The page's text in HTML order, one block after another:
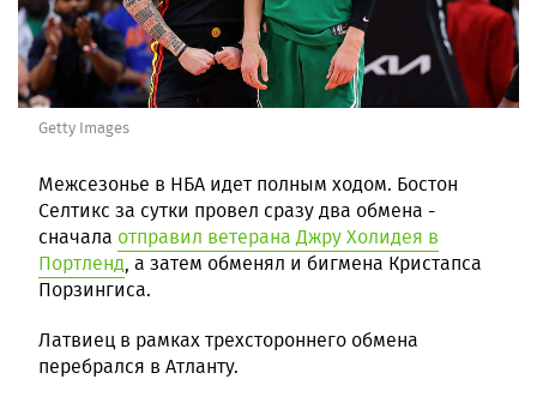
Getty Images
Межсезонье в НБА идет полным ходом. Бостон
Селтикс за сутки провел сразу два обмена -
сначала отправил ветерана Джру Холидея в
Портленд, а затем обменял и бигмена Кристапса
Порзингиса.
Латвиец в рамках трехстороннего обмена
перебрался в Атланту.